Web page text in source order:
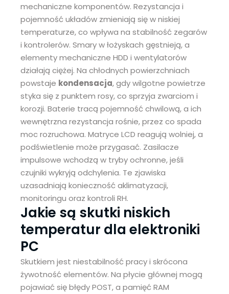
mechaniczne komponentów. Rezystancja i
pojemność układów zmieniają się w niskiej
temperaturze, co wpływa na stabilność zegarów
i kontrolerów. Smary w łożyskach gęstnieją, a
elementy mechaniczne HDD i wentylatorów
działają ciężej. Na chłodnych powierzchniach
powstaje kondensacja, gdy wilgotne powietrze
styka się z punktem rosy, co sprzyja zwarciom i
korozji. Baterie tracą pojemność chwilową, a ich
wewnętrzna rezystancja rośnie, przez co spada
moc rozruchowa. Matryce LCD reagują wolniej, a
podświetlenie może przygasać. Zasilacze
impulsowe wchodzą w tryby ochronne, jeśli
czujniki wykryją odchylenia. Te zjawiska
uzasadniają konieczność aklimatyzacji,
monitoringu oraz kontroli RH.
Jakie są skutki niskich
temperatur dla elektroniki
PC
Skutkiem jest niestabilność pracy i skrócona
żywotność elementów. Na płycie głównej mogą
pojawiać się błędy POST, a pamięć RAM